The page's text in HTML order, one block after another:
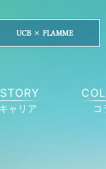
ャリア コ